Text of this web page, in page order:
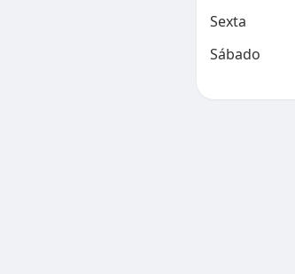
Sexta
Sábado